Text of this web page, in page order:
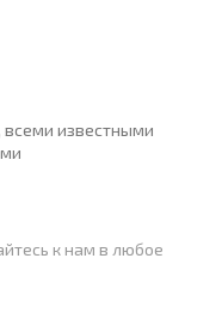
всеми известными
к нам в любое